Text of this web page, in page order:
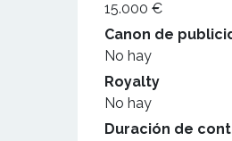
15.000 €
Canon de
No hay
Royalty
No hay
Duración de